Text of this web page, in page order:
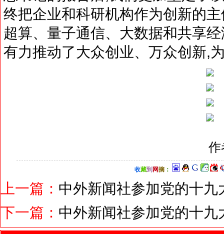
终把企业和科研机构作为创新的
超算、量子通信、大数据和共享
有力推动了大众创业、万众创新,
收藏到 网摘：
上一篇： 中外新闻社参加党的十
下一篇： 中外新闻社参加党的十